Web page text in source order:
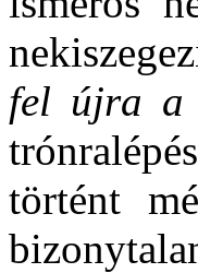
fel újra a
történt